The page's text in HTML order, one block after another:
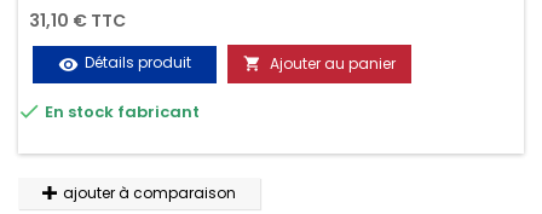
d'utilisation. Permet d'arrimer et de sécuriser
vos chargements pendant le transport. Matière polyester
très résistante aux UV et aux variations de températures,
n'absorbe pas l'eau.
31,10 € TTC
visibility Détails produit  Ajouter au panier
 En stock fabricant
ajouter à comparaison